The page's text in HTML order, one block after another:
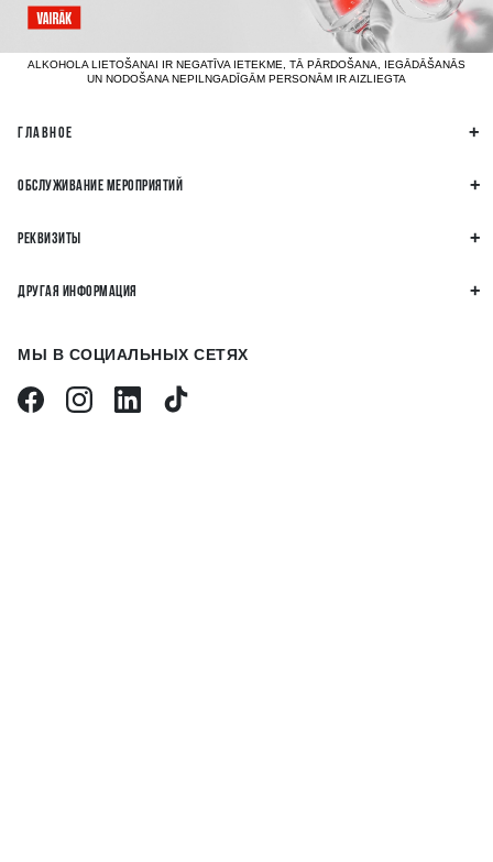
ALKOHOLA LIETOŠANAI IR NEGATĪVA IETEKME, TĀ PĀRDOŠANA, IEGĀDĀŠANĀS
UN NODOŠANA NEPILNGADĪGĀM PERSONĀM IR AIZLIEGTA
ГЛАВНОЕ
ОБСЛУЖИВАНИЕ МЕРОПРИЯТИЙ
РЕКВИЗИТЫ
ДРУГАЯ ИНФОРМАЦИЯ
МЫ В СОЦИАЛЬНЫХ СЕТЯХ